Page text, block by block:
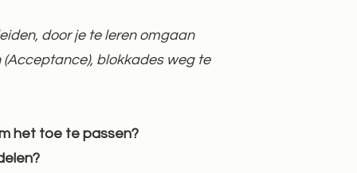
door je te leren omgaan
blokkades weg te
het toe te passen?